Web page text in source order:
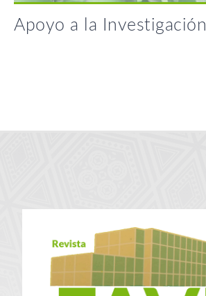
Apoyo a la Investigación